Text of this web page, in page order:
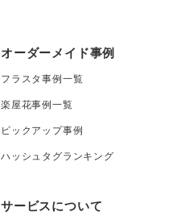
オーダーメイド事例
フラスタ事例一覧
楽屋花事例一覧
ピックアップ事例
ハッシュタグランキング
サービスについて